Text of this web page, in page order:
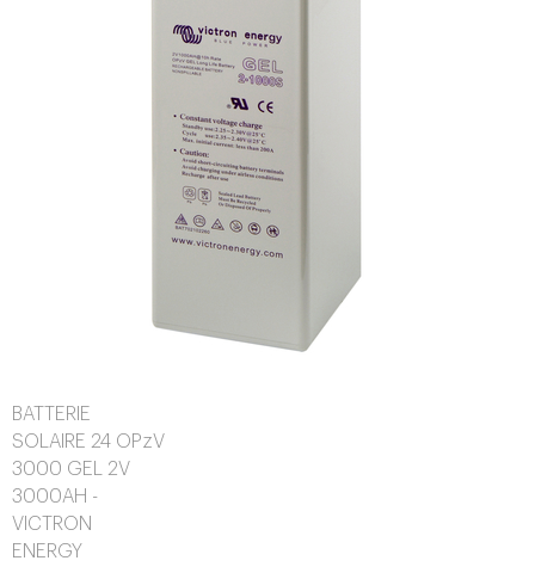
BATTERIE
SOLAIRE 24 OPzV
3000 GEL 2V
3000AH -
VICTRON
ENERGY